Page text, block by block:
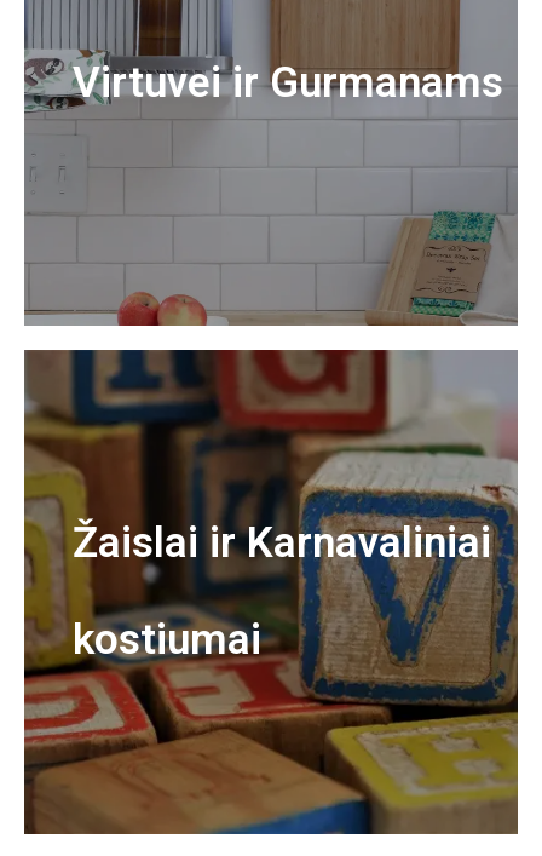
Virtuvei ir Gurmanams
Žaislai ir Karnavaliniai
kostiumai